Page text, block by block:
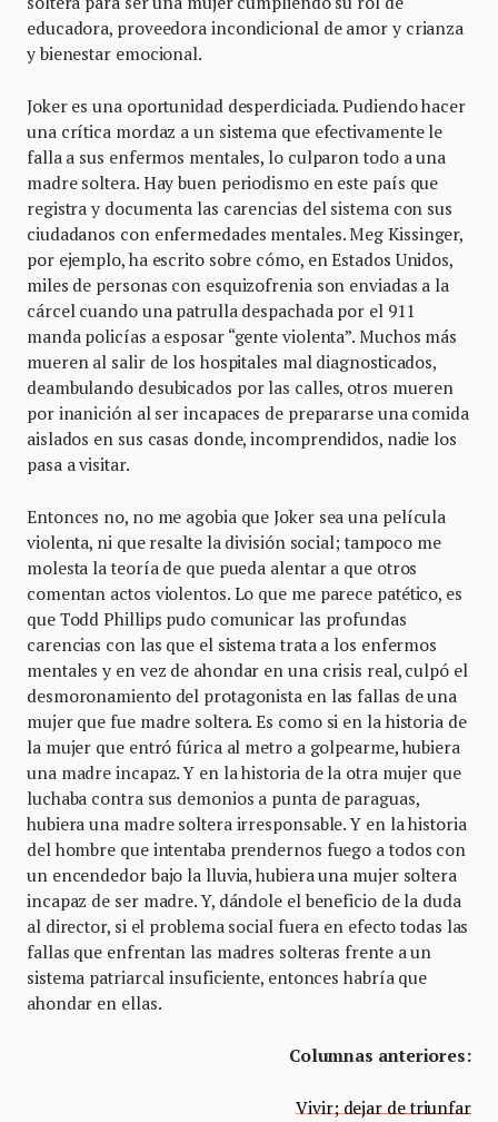
educadora, proveedora incondicional de amor y crianza
y bienestar emocional.
Joker es una oportunidad desperdiciada. Pudiendo hacer
una crítica mordaz a un sistema que efectivamente le
falla a sus enfermos mentales, lo culparon todo a una
madre soltera. Hay buen periodismo en este país que
registra y documenta las carencias del sistema con sus
ciudadanos con enfermedades mentales. Meg Kissinger,
por ejemplo, ha escrito sobre cómo, en Estados Unidos,
miles de personas con esquizofrenia son enviadas a la
cárcel cuando una patrulla despachada por el 911
manda policías a esposar “gente violenta”. Muchos más
mueren al salir de los hospitales mal diagnosticados,
deambulando desubicados por las calles, otros mueren
por inanición al ser incapaces de prepararse una comida
aislados en sus casas donde, incomprendidos, nadie los
pasa a visitar.
Entonces no, no me agobia que Joker sea una película
violenta, ni que resalte la división social; tampoco me
molesta la teoría de que pueda alentar a que otros
comentan actos violentos. Lo que me parece patético, es
que Todd Phillips pudo comunicar las profundas
carencias con las que el sistema trata a los enfermos
mentales y en vez de ahondar en una crisis real, culpó el
desmoronamiento del protagonista en las fallas de una
mujer que fue madre soltera. Es como si en la historia de
la mujer que entró fúrica al metro a golpearme, hubiera
una madre incapaz. Y en la historia de la otra mujer que
luchaba contra sus demonios a punta de paraguas,
hubiera una madre soltera irresponsable. Y en la historia
del hombre que intentaba prendernos fuego a todos con
un encendedor bajo la lluvia, hubiera una mujer soltera
incapaz de ser madre. Y, dándole el beneficio de la duda
al director, si el problema social fuera en efecto todas las
fallas que enfrentan las madres solteras frente a un
sistema patriarcal insuficiente, entonces habría que
ahondar en ellas.
Columnas anteriores:
Vivir; dejar de triunfar